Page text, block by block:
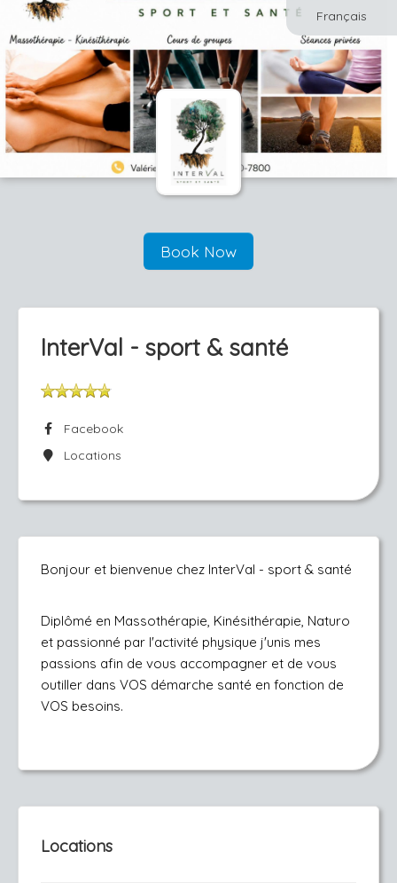
Français
Book Now
InterVal - sport & santé
Facebook
Locations
Bonjour et bienvenue chez InterVal - sport & santé
Diplômé en Massothérapie, Kinésithérapie, Naturo
et passionné par l'activité physique j'unis mes
passions afin de vous accompagner et de vous
outiller dans VOS démarche santé en fonction de
VOS besoins.
Locations